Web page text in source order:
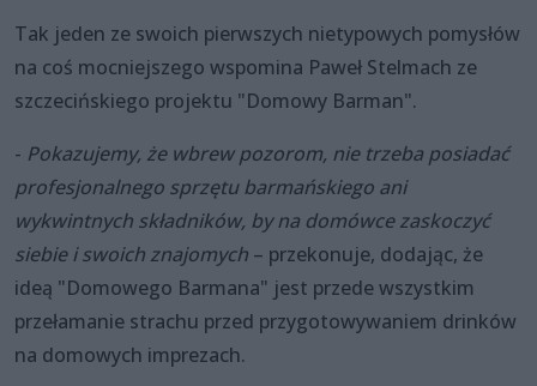
Tak jeden ze swoich pierwszych nietypowych pomysłów
na coś mocniejszego wspomina Paweł Stelmach ze
szczecińskiego projektu "Domowy Barman".
- Pokazujemy, że wbrew pozorom, nie trzeba posiadać
profesjonalnego sprzętu barmańskiego ani
wykwintnych składników, by na domówce zaskoczyć
siebie i swoich znajomych – przekonuje, dodając, że
ideą "Domowego Barmana" jest przede wszystkim
przełamanie strachu przed przygotowywaniem drinków
na domowych imprezach.